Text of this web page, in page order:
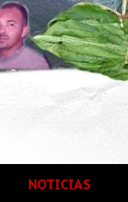
NOTICIAS